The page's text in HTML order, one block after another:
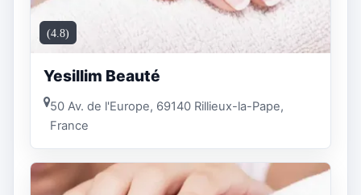
(4.8)
Yesillim Beauté
50 Av. de l'Europe, 69140 Rillieux-la-Pape,
France